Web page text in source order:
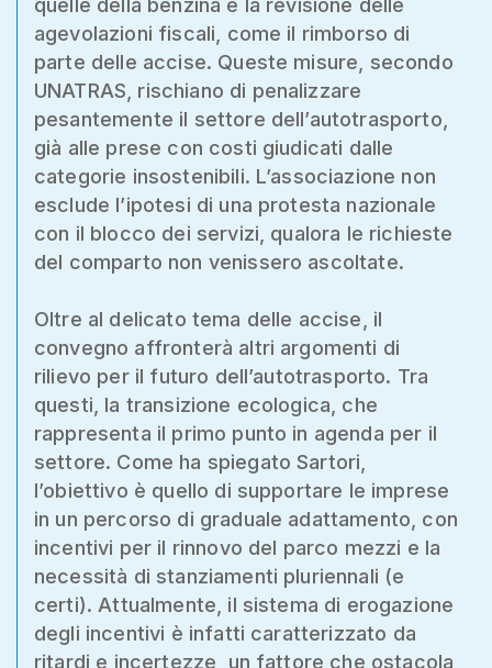
quelle della benzina e la revisione delle
agevolazioni fiscali, come il rimborso di
parte delle accise. Queste misure, secondo
UNATRAS, rischiano di penalizzare
pesantemente il settore dell’autotrasporto,
già alle prese con costi giudicati dalle
categorie insostenibili. L’associazione non
esclude l’ipotesi di una protesta nazionale
con il blocco dei servizi, qualora le richieste
del comparto non venissero ascoltate.
Oltre al delicato tema delle accise, il
convegno affronterà altri argomenti di
rilievo per il futuro dell’autotrasporto. Tra
questi, la transizione ecologica, che
rappresenta il primo punto in agenda per il
settore. Come ha spiegato Sartori,
l’obiettivo è quello di supportare le imprese
in un percorso di graduale adattamento, con
incentivi per il rinnovo del parco mezzi e la
necessità di stanziamenti pluriennali (e
certi). Attualmente, il sistema di erogazione
degli incentivi è infatti caratterizzato da
ritardi e incertezze, un fattore che ostacola